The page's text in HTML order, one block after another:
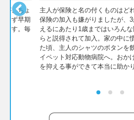
が、ちょ
わず早期
ます。毎
主人が保険と名の付くものはど
保険の加入も嫌がりましたが、
えるにあたり1歳まではいろん
らと説得されて加入。家の中に
た頃、主人のシャツのボタンを
イペット対応動物病院へ。おか
を抑える事ができて本当に助か